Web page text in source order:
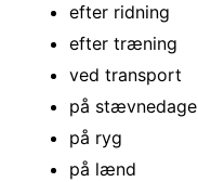
efter ridning
efter træning
ved transport
på stævnedage
på ryg
på lænd